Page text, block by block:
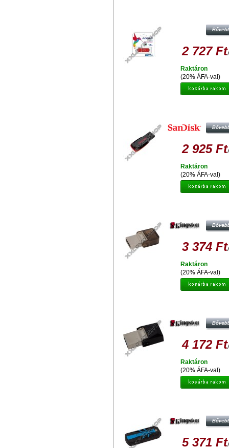
2 727 Ft
(20% ÁFA-val)
Raktáron
2 925 Ft
(20% ÁFA-val)
Raktáron
ANDROID TELEFONOKHOZ,
TABLETEKHEZ
3 374 Ft
(20% ÁFA-val)
Raktáron
ANDROID TELEFONOKHOZ,
TABLETEKHEZ
4 172 Ft
(20% ÁFA-val)
Raktáron
5 371 Ft